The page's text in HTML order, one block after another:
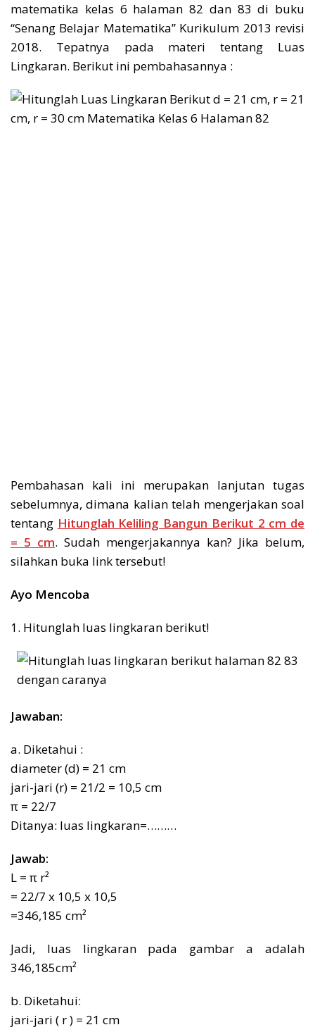
matematika kelas 6 halaman 82 dan 83 di buku
“Senang Belajar Matematika” Kurikulum 2013 revisi
2018. Tepatnya pada materi tentang Luas
Lingkaran. Berikut ini pembahasannya :
Pembahasan kali ini merupakan lanjutan tugas
sebelumnya, dimana kalian telah mengerjakan soal
tentang Hitunglah Keliling Bangun Berikut 2 cm de
= 5 cm. Sudah mengerjakannya kan? Jika belum,
silahkan buka link tersebut!
Ayo Mencoba
1. Hitunglah luas lingkaran berikut!
Jawaban:
a. Diketahui :
diameter (d) = 21 cm
jari-jari (r) = 21/2 = 10,5 cm
π = 22/7
Ditanya: luas lingkaran=………
Jawab:
L = π r²
= 22/7 x 10,5 x 10,5
=346,185 cm²
Jadi, luas lingkaran pada gambar a adalah
346,185cm²
b. Diketahui:
jari-jari ( r ) = 21 cm